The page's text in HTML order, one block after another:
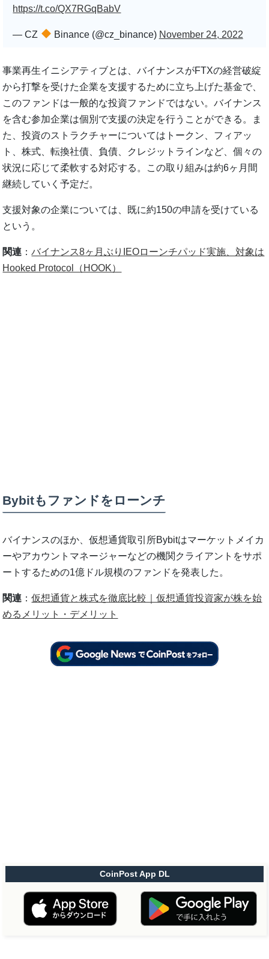
https://t.co/QX7RGqBabV
— CZ Binance (@cz_binance) November 24, 2022
事業再生イニシアティブとは、バイナンスがFTXの経営破綻
から打撃を受けた企業を支援するために立ち上げた基金で、
このファンドは一般的な投資ファンドではない。バイナンス
を含む参加企業は個別で支援の決定を行うことができる。ま
た、投資のストラクチャーについてはトークン、フィアッ
ト、株式、転換社債、負債、クレジットラインなど、個々の
状況に応じて柔軟する対応する。この取り組みは約6ヶ月間
継続していく予定だ。
支援対象の企業については、既に約150の申請を受けている
という。
関連 ：バイナンス8ヶ月ぶりIEOローンチパッド実施、対象は
Hooked Protocol（HOOK）
Bybitもファンドをローンチ
バイナンスのほか、仮想通貨取引所Bybitはマーケットメイカ
ーやアカウントマネージャーなどの機関クライアントをサポ
ートするための1億ドル規模のファンドを発表した。
関連 ：仮想通貨と株式を徹底比較｜仮想通貨投資家が株を始
めるメリット・デメリット
CoinPost App DL